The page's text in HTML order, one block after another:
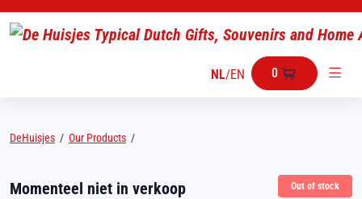
NL/EN 0
DeHuisjes / Our Products /
Momenteel niet in verkoop Out of stock